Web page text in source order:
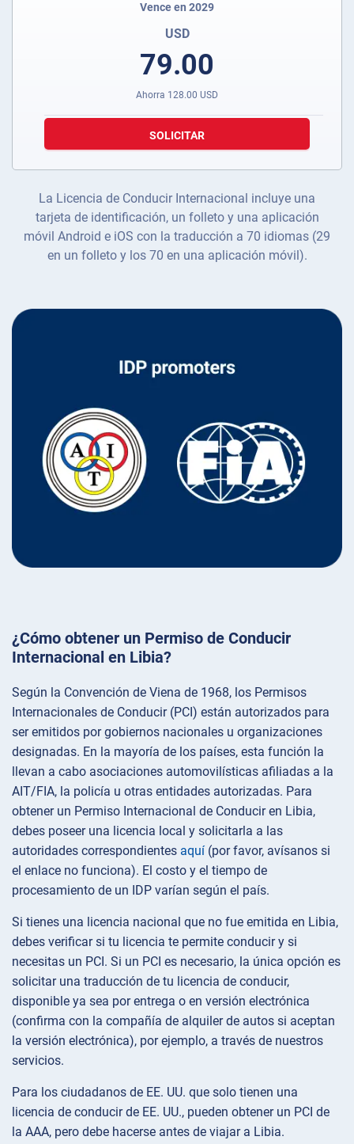
Vence en 2029
USD
79.00
Ahorra 128.00 USD
SOLICITAR
La Licencia de Conducir Internacional incluye una
tarjeta de identificación, un folleto y una aplicación
móvil Android e iOS con la traducción a 70 idiomas (29
en un folleto y los 70 en una aplicación móvil).
¿Cómo obtener un Permiso de Conducir
Internacional en Libia?
Según la Convención de Viena de 1968, los Permisos
Internacionales de Conducir (PCI) están autorizados para
ser emitidos por gobiernos nacionales u organizaciones
designadas. En la mayoría de los países, esta función la
llevan a cabo asociaciones automovilísticas afiliadas a la
AIT/FIA, la policía u otras entidades autorizadas. Para
obtener un Permiso Internacional de Conducir en Libia,
debes poseer una licencia local y solicitarla a las
autoridades correspondientes aquí (por favor, avísanos si
el enlace no funciona). El costo y el tiempo de
procesamiento de un IDP varían según el país.
Si tienes una licencia nacional que no fue emitida en Libia,
debes verificar si tu licencia te permite conducir y si
necesitas un PCI. Si un PCI es necesario, la única opción es
solicitar una traducción de tu licencia de conducir,
disponible ya sea por entrega o en versión electrónica
(confirma con la compañía de alquiler de autos si aceptan
la versión electrónica), por ejemplo, a través de nuestros
servicios.
Para los ciudadanos de EE. UU. que solo tienen una
licencia de conducir de EE. UU., pueden obtener un PCI de
la AAA, pero debe hacerse antes de viajar a Libia.